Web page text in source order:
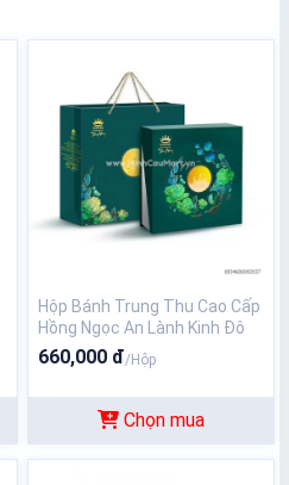
Hộp Bánh Trung Thu Cao Cấp
Hồng Ngọc An Lành Kinh Đô
660,000 đ/Hộp
Chọn mua